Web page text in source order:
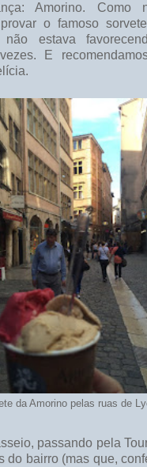
Amorino. Como
o famoso
estava
E
da Amorino pelas ruas de
passando pela
do bairro (mas que,